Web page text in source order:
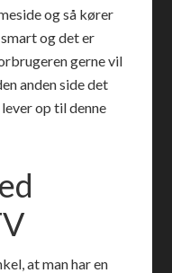
og så kører
og det er
gerne vil
anden side det
op til denne
at man har en